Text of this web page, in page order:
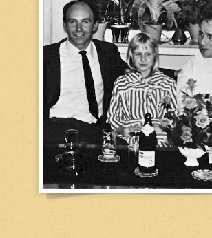
Seite auf Deutsch
Site in English
Site en Español